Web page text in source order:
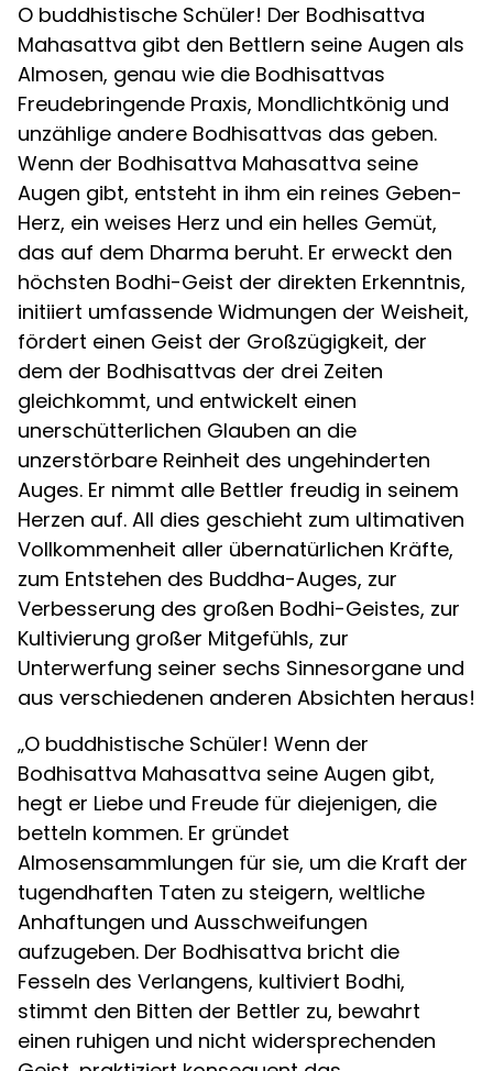
O buddhistische Schüler! Der Bodhisattva
Mahasattva gibt den Bettlern seine Augen als
Almosen, genau wie die Bodhisattvas
Freudebringende Praxis, Mondlichtkönig und
unzählige andere Bodhisattvas das geben.
Wenn der Bodhisattva Mahasattva seine
Augen gibt, entsteht in ihm ein reines Geben-
Herz, ein weises Herz und ein helles Gemüt,
das auf dem Dharma beruht. Er erweckt den
höchsten Bodhi-Geist der direkten Erkenntnis,
initiiert umfassende Widmungen der Weisheit,
fördert einen Geist der Großzügigkeit, der
dem der Bodhisattvas der drei Zeiten
gleichkommt, und entwickelt einen
unerschütterlichen Glauben an die
unzerstörbare Reinheit des ungehinderten
Auges. Er nimmt alle Bettler freudig in seinem
Herzen auf. All dies geschieht zum ultimativen
Vollkommenheit aller übernatürlichen Kräfte,
zum Entstehen des Buddha-Auges, zur
Verbesserung des großen Bodhi-Geistes, zur
Kultivierung großer Mitgefühls, zur
Unterwerfung seiner sechs Sinnesorgane und
aus verschiedenen anderen Absichten heraus!
„O buddhistische Schüler! Wenn der
Bodhisattva Mahasattva seine Augen gibt,
hegt er Liebe und Freude für diejenigen, die
betteln kommen. Er gründet
Almosensammlungen für sie, um die Kraft der
tugendhaften Taten zu steigern, weltliche
Anhaftungen und Ausschweifungen
aufzugeben. Der Bodhisattva bricht die
Fesseln des Verlangens, kultiviert Bodhi,
stimmt den Bitten der Bettler zu, bewahrt
einen ruhigen und nicht widersprechenden